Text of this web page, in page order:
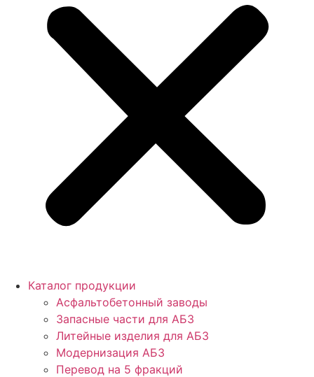
Каталог продукции
Асфальтобетонный заводы
Запасные части для АБЗ
Литейные изделия для АБЗ
Модернизация АБЗ
Перевод на 5 фракций